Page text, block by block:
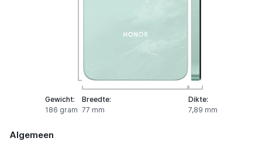
Gewicht:
186 gram
Breedte:
77 mm
Dikte:
7,89 mm
Algemeen